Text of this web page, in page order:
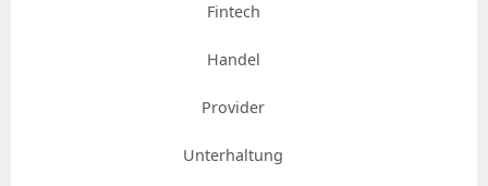
Fintech
Handel
Provider
Unterhaltung